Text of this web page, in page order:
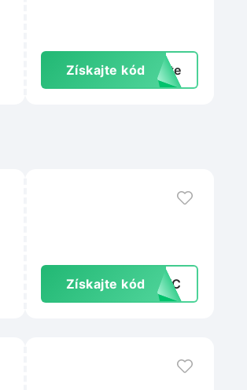
Získajte kód exte
Získajte kódG8TC